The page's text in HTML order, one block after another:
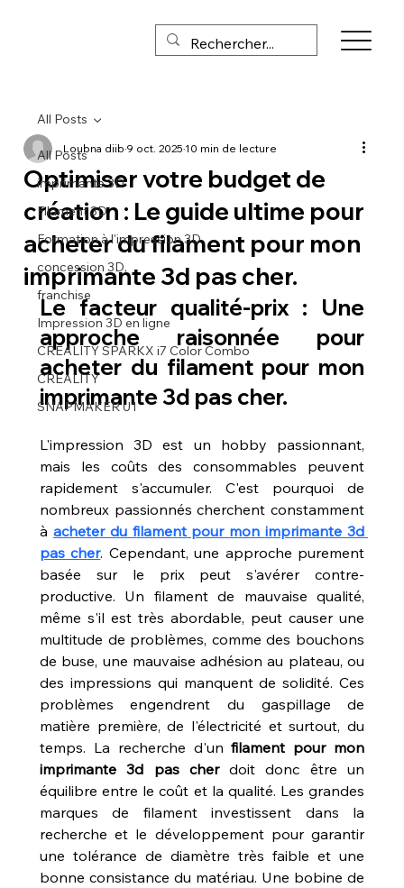
All Posts
imprimante 3D
Filament 3D
Formation à l'impression 3D
concession 3D,
franchise
Impression 3D en ligne
CREALITY SPARKX i7 Color Combo
CREALITY
SNAPMAKER U1
All Posts
Optimiser votre budget de
création : Le guide ultime pour
acheter du filament pour mon
imprimante 3d pas cher.
Loubna diib9 oct. 202510 min de lecture
Le facteur qualité-prix : Une
approche raisonnée pour
acheter du filament pour mon
imprimante 3d pas cher.
L'impression 3D est un hobby passionnant,
mais les coûts des consommables peuvent
rapidement s'accumuler. C'est pourquoi de
nombreux passionnés cherchent constamment
à acheter du filament pour mon imprimante 3d
pas cher. Cependant, une approche purement
basée sur le prix peut s'avérer contre-
productive. Un filament de mauvaise qualité,
même s'il est très abordable, peut causer une
multitude de problèmes, comme des bouchons
de buse, une mauvaise adhésion au plateau, ou
des impressions qui manquent de solidité. Ces
problèmes engendrent du gaspillage de
matière première, de l'électricité et surtout, du
temps. La recherche d'un filament pour mon
imprimante 3d pas cher doit donc être un
équilibre entre le coût et la qualité. Les grandes
marques de filament investissent dans la
recherche et le développement pour garantir
une tolérance de diamètre très faible et une
bonne consistance du matériau. Une bobine de